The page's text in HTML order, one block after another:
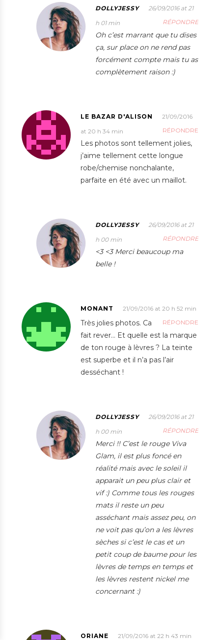
DOLLYJESSY
26/09/2016 at 21
h 01 min
RÉPONDRE
Oh c’est marrant que tu dises
ça, sur place on ne rend pas
forcément compte mais tu as
complètement raison :)
LE BAZAR D'ALISON
21/09/2016
at 20 h 34 min
RÉPONDRE
Les photos sont tellement jolies,
j’aime tellement cette longue
robe/chemise nonchalante,
parfaite en été avec un maillot.
DOLLYJESSY
26/09/2016 at 21
h 00 min
RÉPONDRE
<3 <3 Merci beaucoup ma
belle !
MONANT
21/09/2016 at 20 h 52 min
RÉPONDRE
Très jolies photos. Ca
fait rever… Et quelle est la marque
de ton rouge à lèvres ? La teinte
est superbe et il n’a pas l’air
desséchant !
DOLLYJESSY
26/09/2016 at 21
h 00 min
RÉPONDRE
Merci !! C’est le rouge Viva
Glam, il est plus foncé en
réalité mais avec le soleil il
apparait un peu plus clair et
vif :) Comme tous les rouges
mats il reste un peu
asséchant mais assez peu, on
ne voit pas qu’on a les lèvres
sèches si c’est le cas et un
petit coup de baume pour les
lèvres de temps en temps et
les lèvres restent nickel me
concernant :)
ORIANE 21/09/2016 at 22 h 43 min